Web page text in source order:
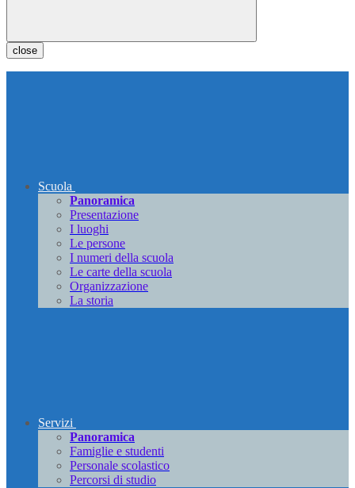
close
Scuola
Panoramica
Presentazione
I luoghi
Le persone
I numeri della scuola
Le carte della scuola
Organizzazione
La storia
Servizi
Panoramica
Famiglie e studenti
Personale scolastico
Percorsi di studio